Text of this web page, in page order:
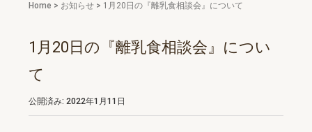
Home > お知らせ > 1月20日の『離乳食相談会』について
1月20日の『離乳食相談会』につい
て
公開済み: 2022年1月11日